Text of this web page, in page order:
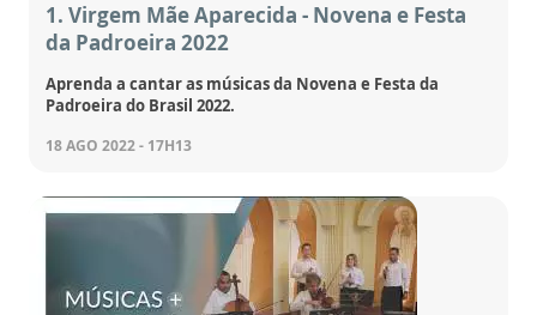
1. Virgem Mãe Aparecida - Novena e Festa
da Padroeira 2022
Aprenda a cantar as músicas da Novena e Festa da
Padroeira do Brasil 2022.
18 AGO 2022 - 17H13